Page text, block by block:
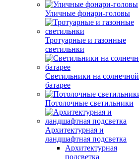
Уличные фонари-головы
Тротуарные и газонные
светильнки
Светильники на солнечной
батарее
Потолочные светильники
Архитектурная и
ландшафтная подсветка
Архитектурная
подсветка